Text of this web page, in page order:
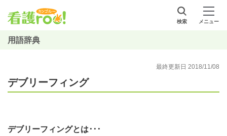
検索 メニュー
用語辞典
最終更新日 2018/11/08
デブリーフィング
デブリーフィングとは･･･